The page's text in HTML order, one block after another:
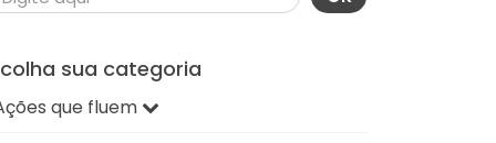
sua categoria
que fluem